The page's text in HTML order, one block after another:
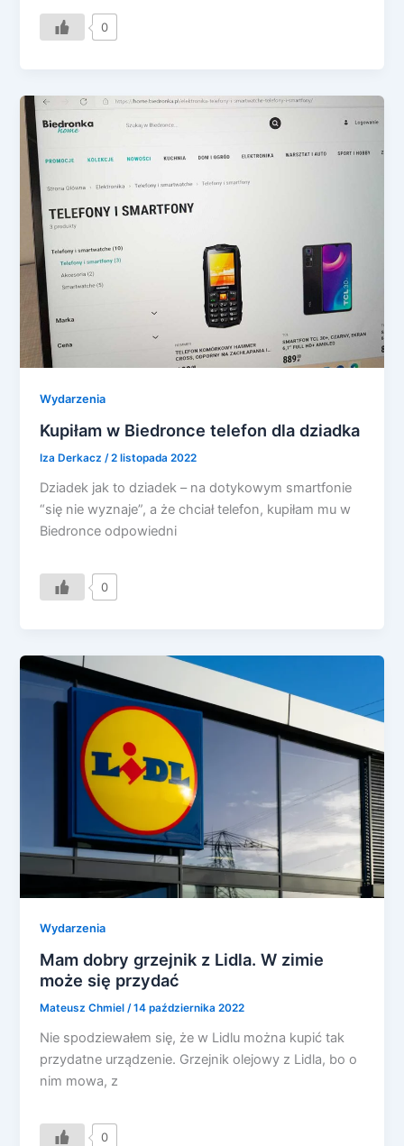
0
Wydarzenia
Kupiłam w Biedronce telefon dla dziadka
Iza Derkacz/2 listopada 2022
Dziadek jak to dziadek – na dotykowym smartfonie
“się nie wyznaje”, a że chciał telefon, kupiłam mu w
Biedronce odpowiedni
0
Wydarzenia
Mam dobry grzejnik z Lidla. W zimie
może się przydać
Mateusz Chmiel/14 października 2022
Nie spodziewałem się, że w Lidlu można kupić tak
przydatne urządzenie. Grzejnik olejowy z Lidla, bo o
nim mowa, z
0